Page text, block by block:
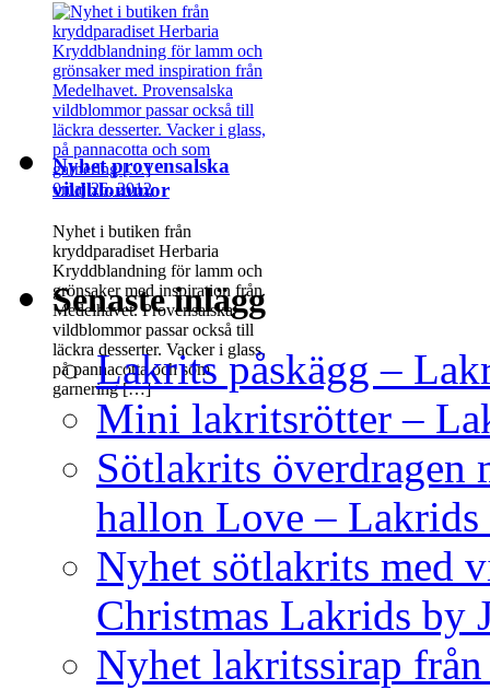
0maj 26, 2012
Nyhet provensalska
vildblommor
Nyhet i butiken från
kryddparadiset Herbaria
Kryddblandning för lamm och
grönsaker med inspiration från
Medelhavet. Provensalska
vildblommor passar också till
läckra desserter. Vacker i glass,
på pannacotta och som
garnering […]
Senaste inlägg
Lakrits påskägg –
Mini lakritsrötter –
Sötlakrits överdragen
hallon Love –
Nyhet sötlakrits med
Christmas Lakrids by
Nyhet lakritssirap